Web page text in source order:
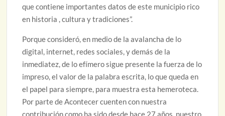
que contiene importantes datos de este municipio rico
en historia , cultura y tradiciones”.
Porque consideró, en medio de la avalancha de lo
digital, internet, redes sociales, y demás de la
inmediatez, de lo efímero sigue presente la fuerza de lo
impreso, el valor de la palabra escrita, lo que queda en
el papel para siempre, para muestra esta hemeroteca.
Por parte de Acontecer cuenten con nuestra
contribución como ha sido desde hace 27 años, nuestro